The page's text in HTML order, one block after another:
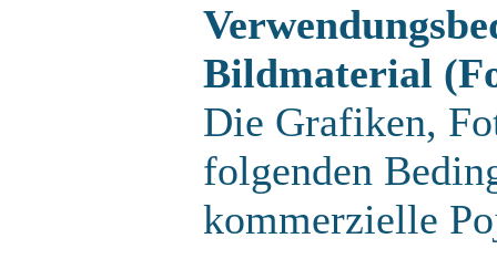
Bildmaterial
Die Grafiken,
folgenden
kommerzielle